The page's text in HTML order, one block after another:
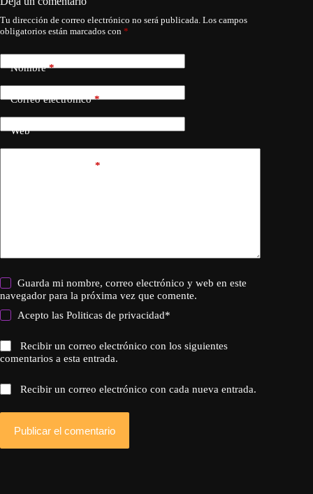
Tu dirección de correo electrónico no será publicada. Los campos
obligatorios están marcados con *
Nombre*
Correo electrónico*
Web
*
Guarda mi nombre, correo electrónico y web en este
navegador para la próxima vez que comente.
Acepto lasPoliticas de privacidad*
Recibir un correo electrónico con los siguientes
comentarios a esta entrada.
Recibir un correo electrónico con cada nueva entrada.
Publicar el comentario